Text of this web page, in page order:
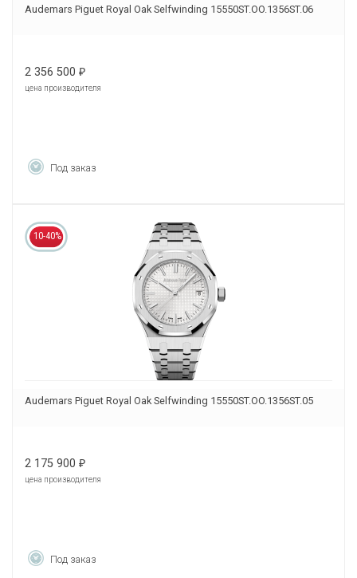
Audemars Piguet Royal Oak Selfwinding 15550ST.OO.1356ST.06
2 356 500 ₽
цена производителя
Под заказ
10-40%
Audemars Piguet Royal Oak Selfwinding 15550ST.OO.1356ST.05
2 175 900 ₽
цена производителя
Под заказ